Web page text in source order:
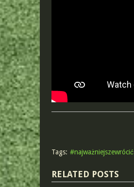
Tags: #najważniejszewrócić
RELATED POSTS